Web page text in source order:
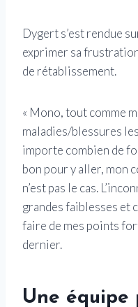
Dygert s’est rendue
exprimer sa
de rétablissement.
« Mono, tout comme
maladies/blessures
importe combien de
bon pour y aller, mon
n’est pas le cas.
grandes faiblesses et
faire de mes points
dernier.
Une équipe